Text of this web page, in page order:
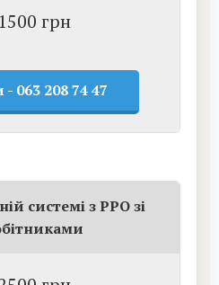
грн
063 208 74 47
системі з РРО зі